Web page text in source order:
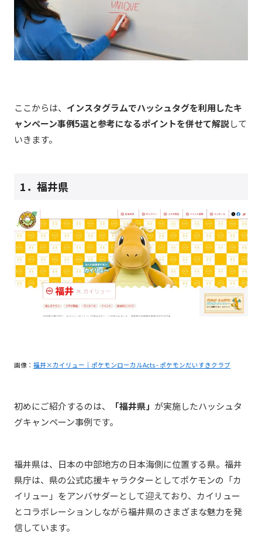
ここからは、 インスタグラムでハッシュタグを利用したキ
ャンペーン事例5選と参考になるポイントを併せて解説して
いきます。
1．福井県
画像： 福井×カイリュー｜ポケモンローカルActs - ポケモンだいすきクラブ
初めにご紹介するのは、 「福井県」 が実施したハッシュタ
グキャンペーン事例です。
福井県は、日本の中部地方の日本海側に位置する県。 福井
県庁は、県の公式応援キャラクターとしてポケモンの「カ
イリュー」をアンバサダーとして迎えており、カイリュー
とコラボレーションしながら福井県のさまざまな魅力を発
信しています。